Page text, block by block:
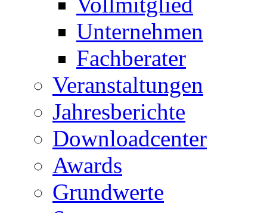
Unternehmen
Fachberater
Veranstaltungen
Jahresberichte
Downloadcenter
Awards
Grundwerte